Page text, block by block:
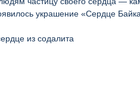
украшение «Сердце
из содалита